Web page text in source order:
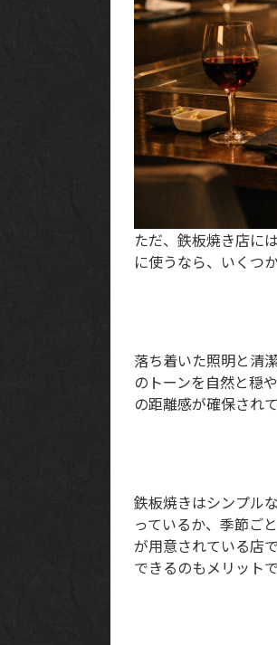
TOP
PICK UP
MENU
SNS
ただ、鉄板焼き店に
に使うなら、いくつ
落ち着いた照明と清
のトーンを自然と穏
の距離感が確保され
鉄板焼きはシンプル
っているか、季節ご
が用意されている店
できるのもメリットで